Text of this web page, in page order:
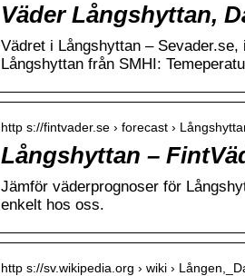
Väder Långshyttan,
Vädret i Långshyttan –
Långshyttan från SMHI:
http s://fintvader.se › forecast ›
Långshyttan –
Jämför väderprognoser för
enkelt hos oss.
http s://sv.wikipedia.org › wiki ›